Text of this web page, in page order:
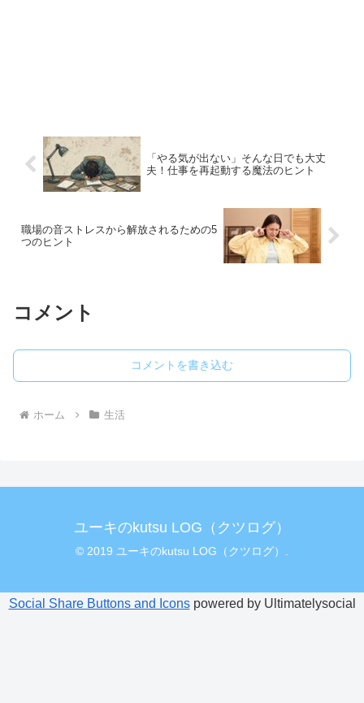
「やる気が出ない」そんな日でも大丈
夫！仕事を再起動する魔法のヒント
職場の音ストレスから解放されるための5
つのヒント
コメント
コメントを書き込む
ホーム 生活
ユーキのkutsu LOG（クツログ）
© 2019 ユーキのkutsu LOG（クツログ）.
Social Share Buttons and Iconspowered by Ultimatelysocial